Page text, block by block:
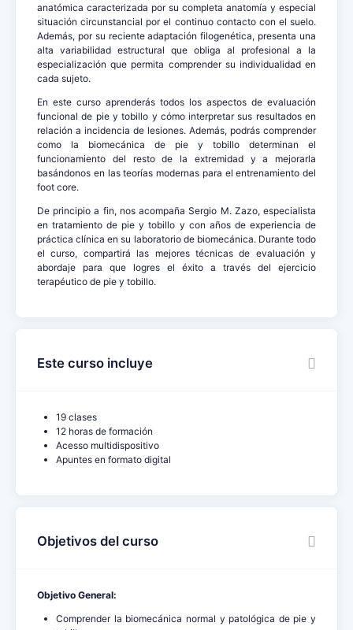
anatómica caracterizada por su completa anatomía y especial
situación circunstancial por el continuo contacto con el suelo.
Además, por su reciente adaptación filogenética, presenta una
alta variabilidad estructural que obliga al profesional a la
especialización que permita comprender su individualidad en
cada sujeto.
En este curso aprenderás todos los aspectos de evaluación
funcional de pie y tobillo y cómo interpretar sus resultados en
relación a incidencia de lesiones. Además, podrás comprender
como la biomecánica de pie y tobillo determinan el
funcionamiento del resto de la extremidad y a mejorarla
basándonos en las teorías modernas para el entrenamiento del
foot core.
De principio a fin, nos acompaña Sergio M. Zazo, especialista
en tratamiento de pie y tobillo y con años de experiencia de
práctica clínica en su laboratorio de biomecánica. Durante todo
el curso, compartirá las mejores técnicas de evaluación y
abordaje para que logres el éxito a través del ejercicio
terapéutico de pie y tobillo.
Este curso incluye
19 clases
12 horas de formación
Acesso multidispositivo
Apuntes en formato digital
Objetivos del curso
Objetivo General:
Comprender la biomecánica normal y patológica de pie y